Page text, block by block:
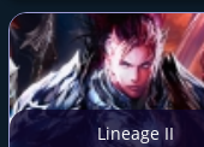
Lineage II